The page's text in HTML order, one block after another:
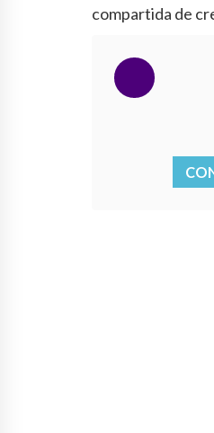
compartida de